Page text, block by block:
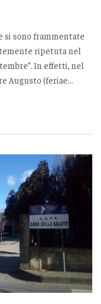
si sono frammentate
ripetuta nel
In effetti, nel
Augusto (feriae...